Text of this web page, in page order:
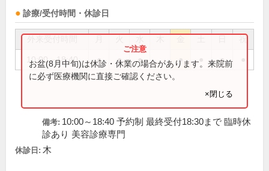
診療/受付時間・休診日
祝
10:00～18:40 ● ● ● ● ●
お盆(8月中旬)は休診・休業の場合があります。来院前
に必ず医療機関に直接ご確認ください。
×閉じる
備考: 10:00～18:40 予約制 最終受付18:30まで 臨時休
診あり 美容診療専門
休診日: 木